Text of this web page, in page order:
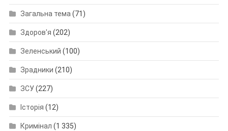
Загальна тема(71)
Здоров'я (202)
Зеленський (100)
Зрадники (210)
ЗСУ(227)
Історія (12)
Кримінал (1 335)